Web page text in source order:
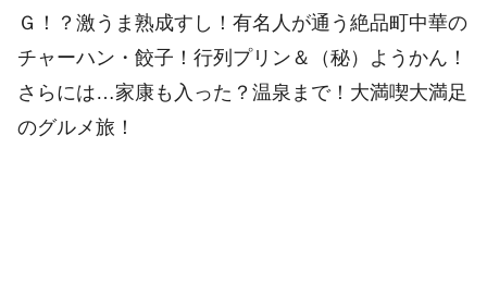
Ｇ！？激うま熟成すし！有名人が通う絶品町中華の
チャーハン・餃子！行列プリン＆（秘）ようかん！
さらには…家康も入った？温泉まで！大満喫大満足
のグルメ旅！